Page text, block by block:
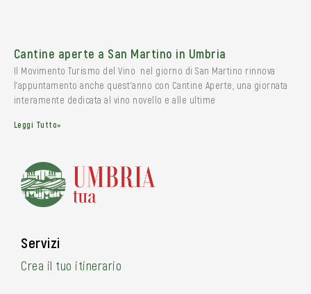
Cantine aperte a San Martino in Umbria
Il Movimento Turismo del Vino nel giorno di San Martino rinnova
l’appuntamento anche quest’anno con Cantine Aperte, una giornata
interamente dedicata al vino novello e alle ultime
Leggi Tutto»
Servizi
Crea il tuo itinerario